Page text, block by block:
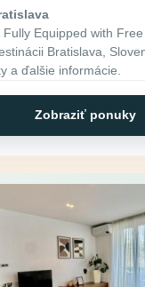
Fully Equipped with
Bratislava,
a ďalšie informácie.
Zobraziť ponuky